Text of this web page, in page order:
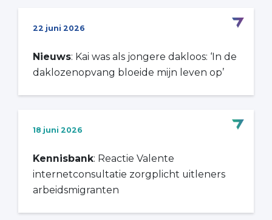
22 juni 2026
Nieuws: Kai was als jongere dakloos: ‘In de
daklozenopvang bloeide mijn leven op’
18 juni 2026
Kennisbank: Reactie Valente
internetconsultatie zorgplicht uitleners
arbeidsmigranten